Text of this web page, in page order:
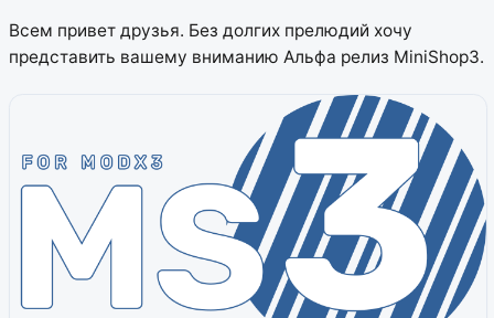
Всем привет друзья. Без долгих прелюдий хочу
представить вашему вниманию Альфа релиз MiniShop3.